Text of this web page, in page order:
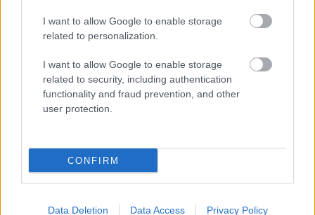
I want to allow Google to enable storage
related to personalization.
I want to allow Google to enable storage
related to security, including authentication
functionality and fraud prevention, and other
user protection.
CONFIRM
Data Deletion Data Access Privacy Policy